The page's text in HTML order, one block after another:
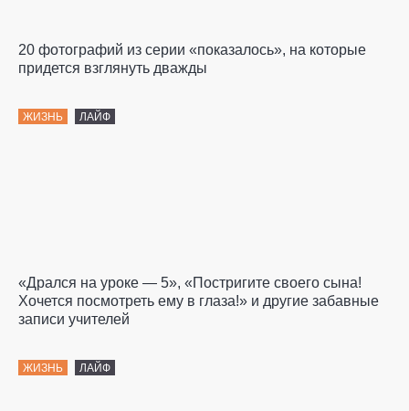
20 фотографий из серии «показалось», на которые
придется взглянуть дважды
ЖИЗНЬ ЛАЙФ
«Дрался на уроке — 5», «Постригите своего сына!
Хочется посмотреть ему в глаза!» и другие забавные
записи учителей
ЖИЗНЬ ЛАЙФ